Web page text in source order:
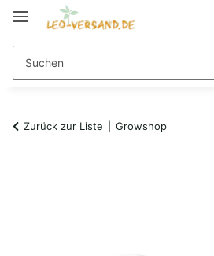
Zurück zur Liste Growshop